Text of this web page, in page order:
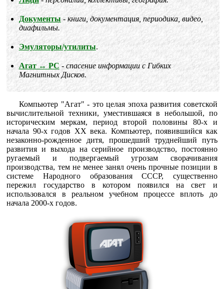
Документы
книги, документация, периодика, видео,
диафильмы.
Эмуляторы/утилиты.
Агат ↔ PC
спасение информации с Гибких
Магнитных Дисков.
Компьютер "Агат" - это целая эпоха развития советской
вычислительной техники, уместившаяся в небольшой, по
историческим меркам, период второй половины 80-х и
начала 90-х годов XX века. Компьютер, появившийся как
незаконно-рожденное дитя, прошедший труднейший путь
развития и выхода на серийное производство, постоянно
ругаемый и подвергаемый угрозам сворачивания
производства, тем не менее занял очень прочные позиции в
системе Народного образования СССР, существенно
пережил государство в котором появился на свет и
использовался в реальном учебном процессе вплоть до
начала 2000-х годов.